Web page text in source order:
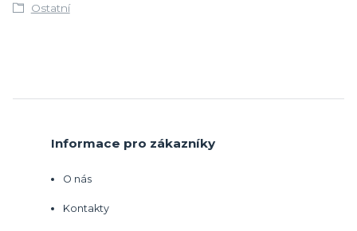
Ostatní
Informace pro zákazníky
O nás
Kontakty